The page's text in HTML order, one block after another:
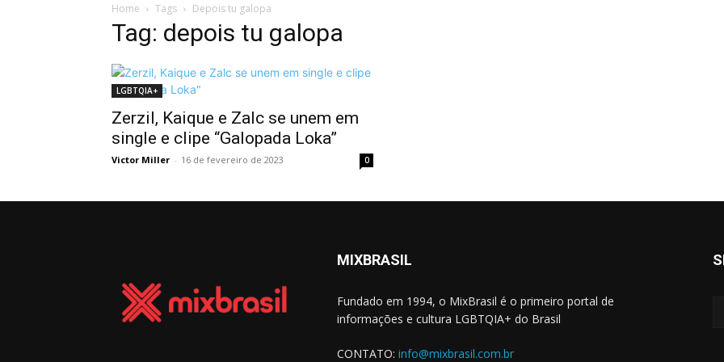
Home Tags Depois tu galopa
Tag: depois tu galopa
LGBTQIA+
Zerzil, Kaique e Zalc se unem em
single e clipe “Galopada Loka”
Victor Miller - 16 de fevereiro de 2023 0
MIXBRASIL
Fundado em 1994, o MixBrasil é o primeiro portal de
informações e cultura LGBTQIA+ do Brasil
CONTATO: info@mixbrasil.com.br